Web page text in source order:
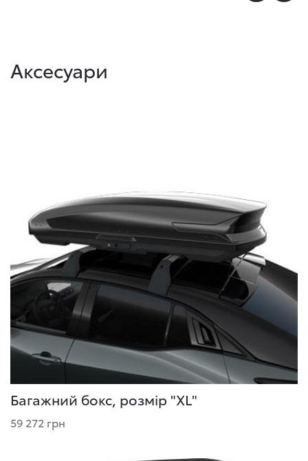
Аксесуари
Багажний бокс, розмір "XL"
59 272 грн